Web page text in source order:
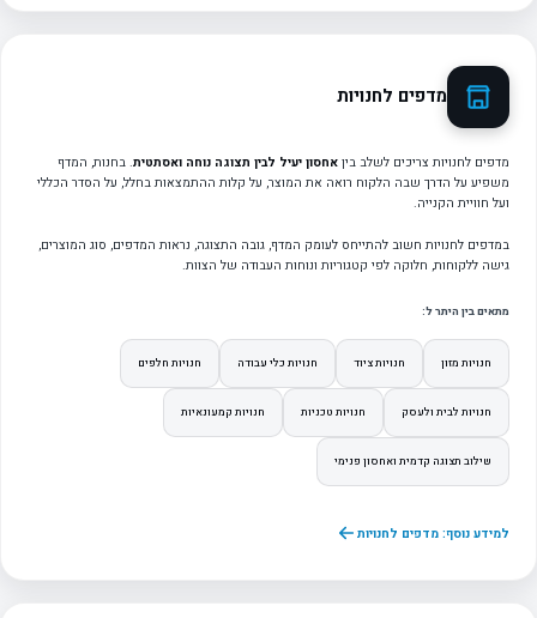
מדפים לחנויות
מדפים לחנויות צריכים לשלב בין אחסון יעיל לבין תצוגה נוחה ואסתטית. בחנות, המדף
משפיע על הדרך שבה הלקוח רואה את המוצר, על קלות ההתמצאות בחלל, על הסדר הכללי
ועל חוויית הקנייה.
במדפים לחנויות חשוב להתייחס לעומק המדף, גובה התצוגה, נראות המדפים, סוג המוצרים,
גישה ללקוחות, חלוקה לפי קטגוריות ונוחות העבודה של הצוות.
מתאים בין היתר ל:
חנויות מזון חנויות ציוד חנויות כלי עבודה חנויות חלפים
חנויות לבית ולעסק חנויות טכניות חנויות קמעונאיות
שילוב תצוגה קדמית ואחסון פנימי
למידע נוסף: מדפים לחנויות